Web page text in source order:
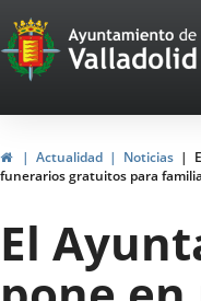
Portal
Web
del
de
Valladolid
HomeActualidad Noticias
funerarios gratuitos para
El